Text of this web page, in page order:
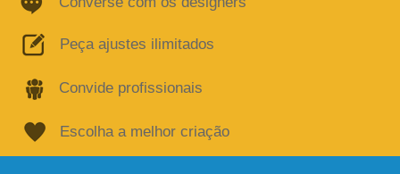
Peça ajustes ilimitados
Convide profissionais
Escolha a melhor criação